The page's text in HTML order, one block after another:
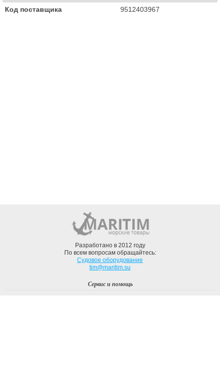
Код поставщика
9512403967
Разработано в 2012 году
По всем вопросам обращайтесь:
Судовое оборудование
tim@maritim.su
Сервис и помощь